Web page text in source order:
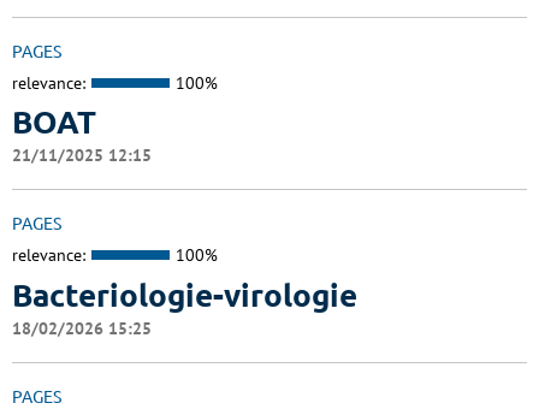
PAGES
relevance: 100%
BOAT
21/11/2025 12:15
PAGES
relevance: 100%
Bacteriologie-virologie
18/02/2026 15:25
PAGES